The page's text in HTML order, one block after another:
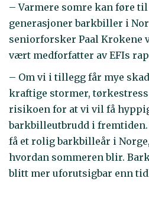
– Varmere somre kan føre
generasjoner barkbiller i
seniorforsker Paal Krokene
vært medforfatter av EFIs
– Om vi i tillegg får mye
kraftige stormer,
risikoen for at vi vil få
barkbilleutbrudd i
få et rolig barkbilleår i
hvordan sommeren blir.
blitt mer uforutsigbar enn